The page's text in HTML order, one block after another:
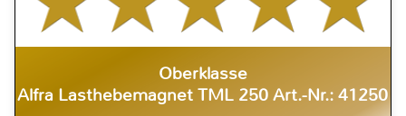
Oberklasse
Alfra Lasthebemagnet TML 250 Art.-Nr.: 41250